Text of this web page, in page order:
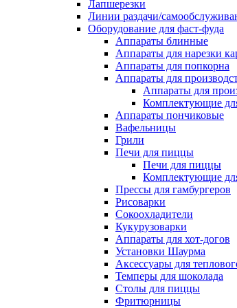
Лапшерезки
Линии раздачи/
Оборудование для фаст-фуда
Аппараты блинные
Аппараты для нарезки
Аппараты для попкорна
Аппараты для
Аппараты для
Комплектующие
Аппараты пончиковые
Вафельницы
Грили
Печи для пиццы
Печи для пиццы
Комплектующие
Прессы для гамбургеров
Рисоварки
Сокоохладители
Кукурузоварки
Аппараты для хот-догов
Установки Шаурма
Аксессуары для
Темперы для шоколада
Столы для пиццы
Фритюрницы